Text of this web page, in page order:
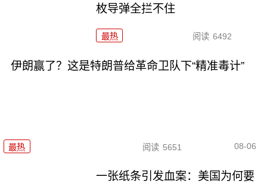
枚导弹全拦不住
最热 阅读 6492
伊朗赢了？这是特朗普给革命卫队下“精准毒计”
最热 阅读 5651 08-06
一张纸条引发血案：美国为何要